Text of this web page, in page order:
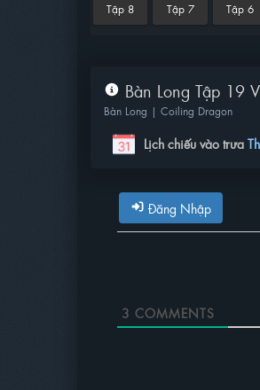
Tập 8 Tập 7 Tập 6
Bàn Long Tập 19
Bàn Long | Coiling Dragon
Lịch chiếu vào trưa
Đăng Nhập
3 COMMENTS